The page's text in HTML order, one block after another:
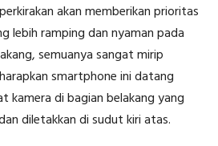
akan memberikan prioritas
lebih ramping dan nyaman pada
semuanya sangat mirip
smartphone ini datang
kamera di bagian belakang yang
diletakkan di sudut kiri atas.